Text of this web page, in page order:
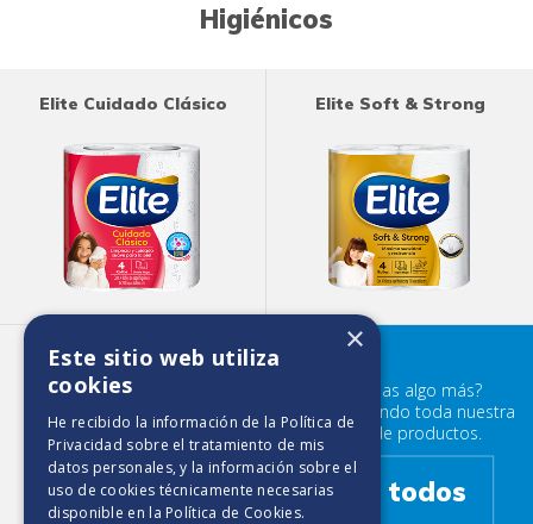
Higiénicos
Elite Cuidado Clásico Elite Soft & Strong
Elite Clásico Perfumado
¿Buscabas algo más?
Prueba mirando toda nuestra
familia de productos.
Ver todos
×
Este sitio web utiliza
cookies
He recibido la información de la Política de
Privacidad sobre el tratamiento de mis
datos personales, y la información sobre el
uso de cookies técnicamente necesarias
disponible en la Política de Cookies.